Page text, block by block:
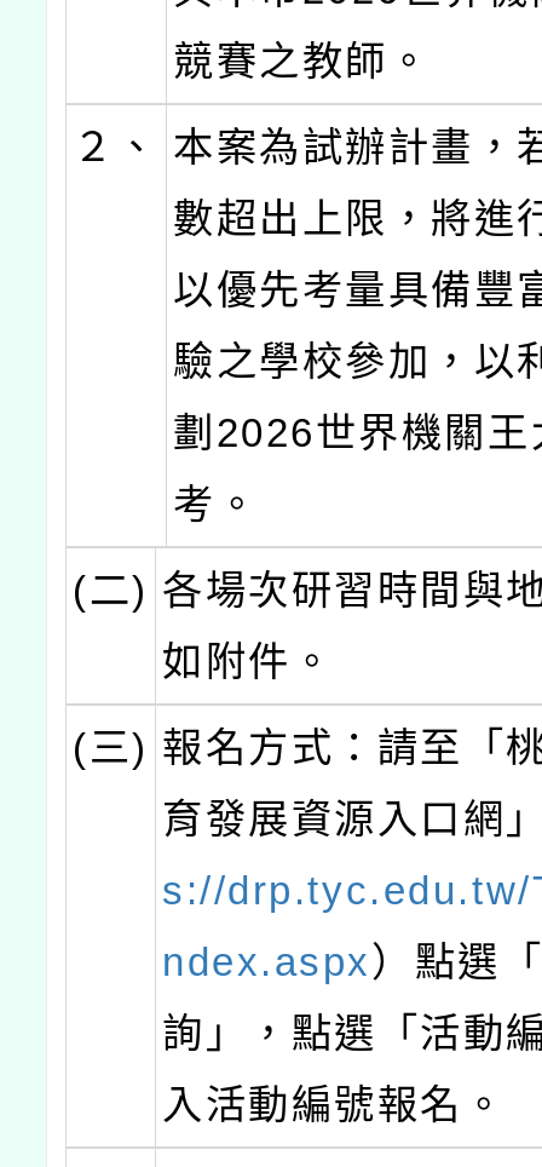
競賽之教師。
２、
本案為試辦計畫，
數超出上限，將進
以優先考量具備豐
驗之學校參加，以
劃2026世界機關王
考。
(二) 各場次研習時間與
如附件。
(三) 報名方式：請至「
育發展資源入口網
s://drp.tyc.edu.tw/
ndex.aspx）點選
詢」，點選「活動
入活動編號報名。